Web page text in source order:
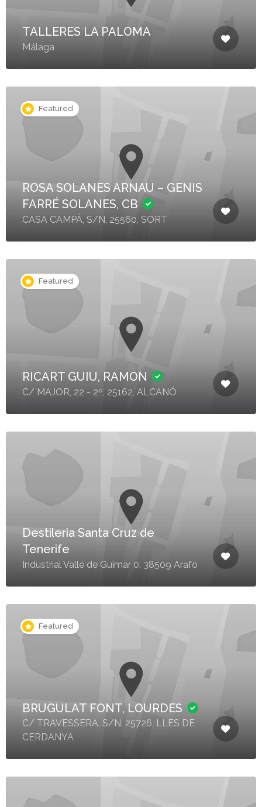
TALLERES LA PALOMA
Málaga
Featured
ROSA SOLANES ARNAU – GENIS
FARRÉ SOLANES, CB
CASA CAMPÁ, S/N, 25560, SORT
Featured
RICART GUIU, RAMON
C/ MAJOR, 22 - 2º, 25162, ALCANÓ
Destileria Santa Cruz de
Tenerife
Industrial Valle de Guimar 0, 38509 Arafo
Featured
BRUGULAT FONT, LOURDES
C/ TRAVESSERA, S/N, 25726, LLES DE
CERDANYA